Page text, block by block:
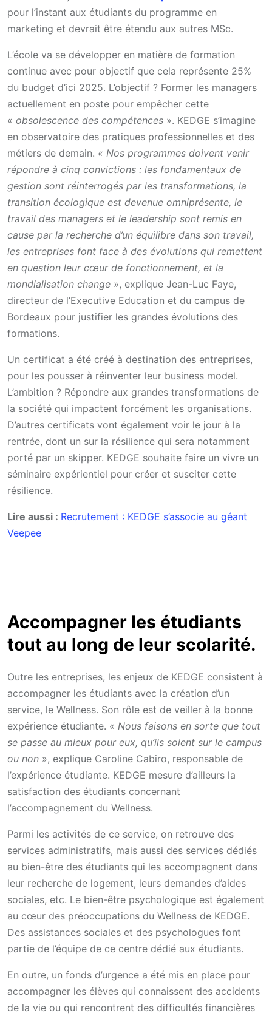
pour l’instant aux étudiants du programme en
marketing et devrait être étendu aux autres MSc.
L’école va se développer en matière de formation
continue avec pour objectif que cela représente 25%
du budget d’ici 2025. L’objectif ? Former les managers
actuellement en poste pour empêcher cette
« obsolescence des compétences ». KEDGE s’imagine
en observatoire des pratiques professionnelles et des
métiers de demain. « Nos programmes doivent venir
répondre à cinq convictions : les fondamentaux de
gestion sont réinterrogés par les transformations, la
transition écologique est devenue omniprésente, le
travail des managers et le leadership sont remis en
cause par la recherche d’un équilibre dans son travail,
les entreprises font face à des évolutions qui remettent
en question leur cœur de fonctionnement, et la
mondialisation change », explique Jean-Luc Faye,
directeur de l’Executive Education et du campus de
Bordeaux pour justifier les grandes évolutions des
formations.
Un certificat a été créé à destination des entreprises,
pour les pousser à réinventer leur business model.
L’ambition ? Répondre aux grandes transformations de
la société qui impactent forcément les organisations.
D’autres certificats vont également voir le jour à la
rentrée, dont un sur la résilience qui sera notamment
porté par un skipper. KEDGE souhaite faire un vivre un
séminaire expérientiel pour créer et susciter cette
résilience.
Lire aussi : Recrutement : KEDGE s’associe au géant
Veepee
Accompagner les étudiants
tout au long de leur scolarité.
Outre les entreprises, les enjeux de KEDGE consistent à
accompagner les étudiants avec la création d’un
service, le Wellness. Son rôle est de veiller à la bonne
expérience étudiante. « Nous faisons en sorte que tout
se passe au mieux pour eux, qu’ils soient sur le campus
ou non », explique Caroline Cabiro, responsable de
l’expérience étudiante. KEDGE mesure d’ailleurs la
satisfaction des étudiants concernant
l’accompagnement du Wellness.
Parmi les activités de ce service, on retrouve des
services administratifs, mais aussi des services dédiés
au bien-être des étudiants qui les accompagnent dans
leur recherche de logement, leurs demandes d’aides
sociales, etc. Le bien-être psychologique est également
au cœur des préoccupations du Wellness de KEDGE.
Des assistances sociales et des psychologues font
partie de l’équipe de ce centre dédié aux étudiants.
En outre, un fonds d’urgence a été mis en place pour
accompagner les élèves qui connaissent des accidents
de la vie ou qui rencontrent des difficultés financières